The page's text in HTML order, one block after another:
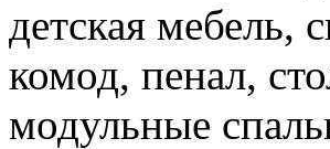
детская мебель,
комод, пенал,
модульные